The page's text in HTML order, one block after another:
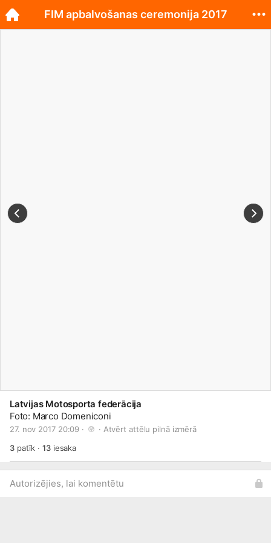
Latvijas Motosporta federācija
Foto: Marco Domeniconi
27. nov 2017 20:09 · · Atvērt attēlu pilnā izmērā
3patīk ·13iesaka
Autorizējies, lai komentētu
FIM apbalvošanas ceremonija 2017